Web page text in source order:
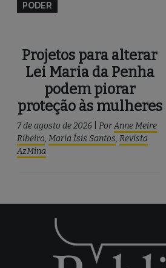
PODER
Projetos para alterar
Lei Maria da Penha
podem piorar
proteção às mulheres
7 de agosto de 2026 PorAnne Meire
Ribeiro, Maria Ísis Santos, Revista
AzMina